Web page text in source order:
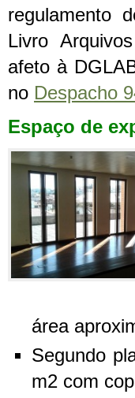
regulamento
Livro
afeto à
no Despacho
Espaço de
área
Segundo
m2 com